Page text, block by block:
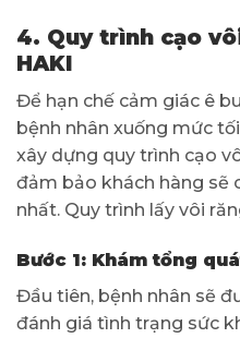
4. Quy trình cạo
HAKI
Để hạn chế cảm giác ê
bệnh nhân xuống mức
xây dựng quy trình cạo
đảm bảo khách hàng sẽ
nhất. Quy trình lấy vôi
Bước 1: Khám tổng
Đầu tiên, bệnh nhân sẽ
đánh giá tình trạng sức